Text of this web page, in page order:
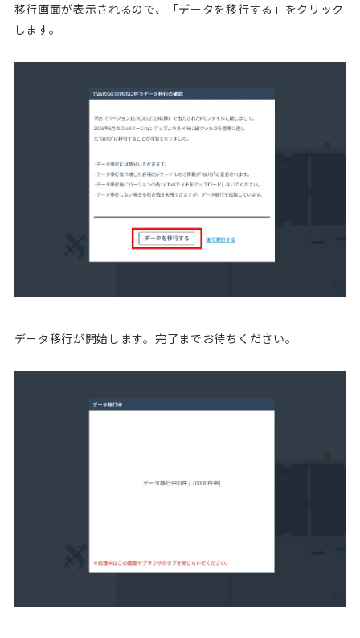
移行画面が表示されるので、「データを移行する」をクリック
します。
データ移行が開始します。完了までお待ちください。